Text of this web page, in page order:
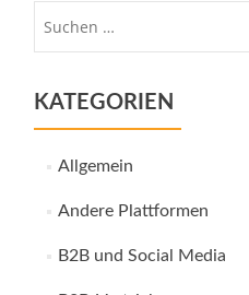
KATEGORIEN
Allgemein
Andere Plattformen
B2B und Social Media